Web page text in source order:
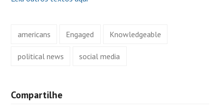
americans Engaged Knowledgeable
political news social media
Compartilhe